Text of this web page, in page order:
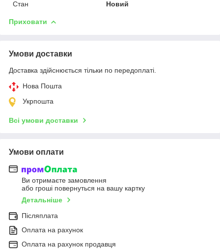
Стан Новий
Приховати
Умови доставки
Доставка здійснюється тільки по передоплаті.
Нова Пошта
Укрпошта
Всі умови доставки
Умови оплати
Ви отримаєте замовлення
або гроші повернуться на вашу картку
Детальніше
Післяплата
Оплата на рахунок
Оплата на рахунок продавця